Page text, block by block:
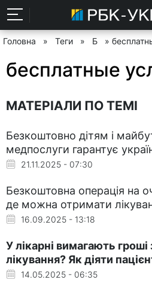
Головна » Теги » Б »
бесплатные
МАТЕРІАЛИ ПО ТЕМІ
Безкоштовно дітям і
медпослуги гарантує
21.11.2025 - 07:30
Безкоштовна операція на
де можна отримати
16.09.2025 - 13:18
У лікарні вимагають
лікування? Як діяти
14.05.2025 - 06:35